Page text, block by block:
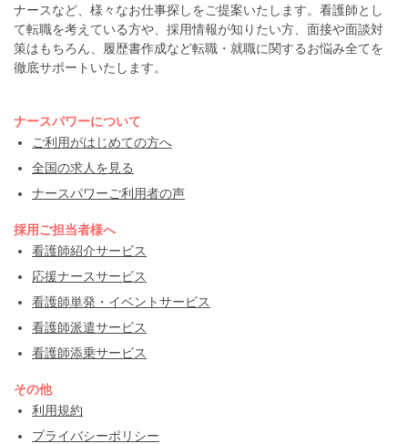
ナースなど、様々なお仕事探しをご提案いたします。看護師とし
て転職を考えている方や、採用情報が知りたい方、面接や面談対
策はもちろん、履歴書作成など転職・就職に関するお悩み全てを
徹底サポートいたします。
ナースパワーについて
ご利用がはじめての方へ
全国の求人を見る
ナースパワーご利用者の声
採用ご担当者様へ
看護師紹介サービス
応援ナースサービス
看護師単発・イベントサービス
看護師派遣サービス
看護師添乗サービス
その他
利用規約
プライバシーポリシー